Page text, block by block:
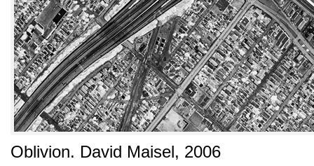
Oblivion. David Maisel, 2006